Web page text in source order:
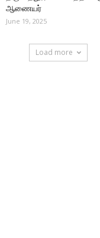
ஆணையர்
June 19, 2025
Load more